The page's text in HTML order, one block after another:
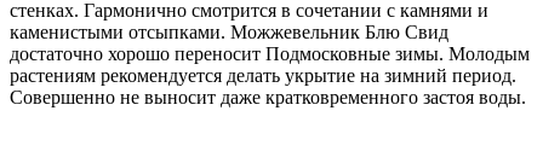
стенках. Гармонично смотрится в сочетании с камнями и
каменистыми отсыпками. Можжевельник Блю Свид
достаточно хорошо переносит Подмосковные зимы. Молодым
растениям рекомендуется делать укрытие на зимний период.
Совершенно не выносит даже кратковременного застоя воды.